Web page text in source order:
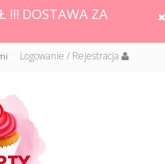
!!! DOSTAWA ZA
Logowanie / Rejestracja